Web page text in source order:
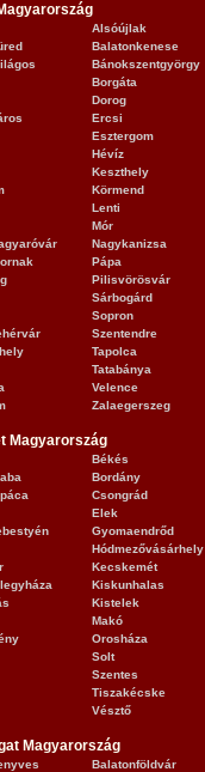
Alsóújlak
Balatonkenese
Bánokszentgyörgy
Borgáta
Dorog
Ercsi
Esztergom
Hévíz
Keszthely
Körmend
Lenti
Mór
Nagykanizsa
Pápa
Pilisvörösvár
Sárbogárd
Sopron
Szentendre
Tapolca
Tatabánya
Velence
Zalaegerszeg
Magyarország
Békés
Bordány
Csongrád
Elek
Gyomaendrőd
Hódmezővásárhely
Kecskemét
Kiskunhalas
Kistelek
Makó
Orosháza
Solt
Szentes
Tiszakécske
Vésztő
Magyarország
Balatonföldvár